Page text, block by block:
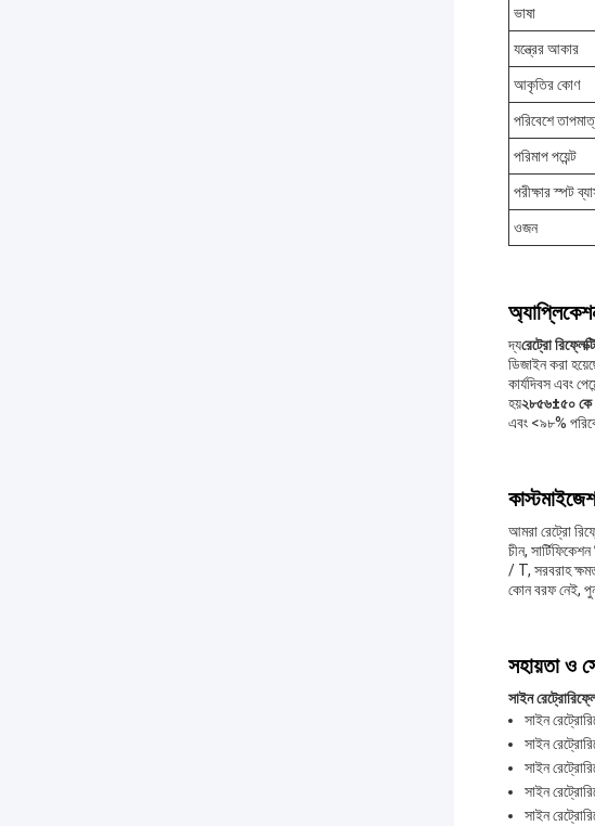
ভাষা
যন্ত্রের আকার
আকৃতির কোণ
পরিবেশে
পরিমাপ পয়েন্ট
পরীক্ষার স্পট
ওজন
দ্যরেট্রো
ডিজাইন করা
কার্যদিবস এবং
হয়২৮৫৬±৫০ কে
এবং <৯৮%
আমরা রেট্রো
চীন,
/ T, সরবরাহ
কোন বরফ নেই,
সহায়তা ও
সাইন
সাইন
সাইন
সাইন
সাইন
সাইন